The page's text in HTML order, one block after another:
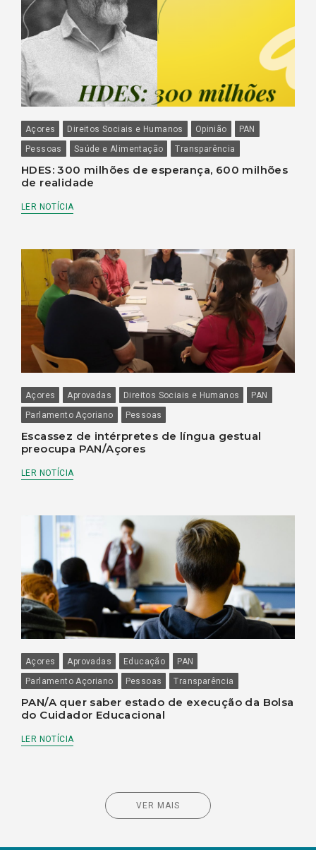
Açores Direitos Sociais e Humanos Opinião
PAN
Pessoas
Saúde e Alimentação Transparência
HDES: 300 milhões de esperança, 600 milhões
de realidade
LER NOTÍCIA
Açores Aprovadas Direitos Sociais e Humanos
PAN
Parlamento Açoriano
Pessoas
Escassez de intérpretes de língua gestual
preocupa PAN/Açores
LER NOTÍCIA
Açores Aprovadas Educação
PAN
Parlamento Açoriano
Pessoas Transparência
PAN/A quer saber estado de execução da Bolsa
do Cuidador Educacional
LER NOTÍCIA
VER MAIS